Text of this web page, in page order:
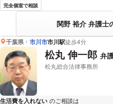
完全個室で相談
関野 裕介 弁護士
千葉県 市川市市川駅徒歩4分
松丸 伸一郎 弁
松丸総合法律事務所
生活費を入れない のご相談は